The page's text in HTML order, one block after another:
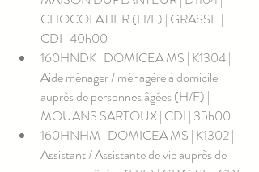
CHOCOLATIER (H/F) | GRASSE |
CDI | 40h00
160HNDK | DOMICEA MS | K1304 |
Aide ménager / ménagère à domicile
auprès de personnes âgées (H/F) |
MOUANS SARTOUX | CDI | 35h00
160HNHM | DOMICEA MS | K1302 |
Assistant / Assistante de vie auprès de